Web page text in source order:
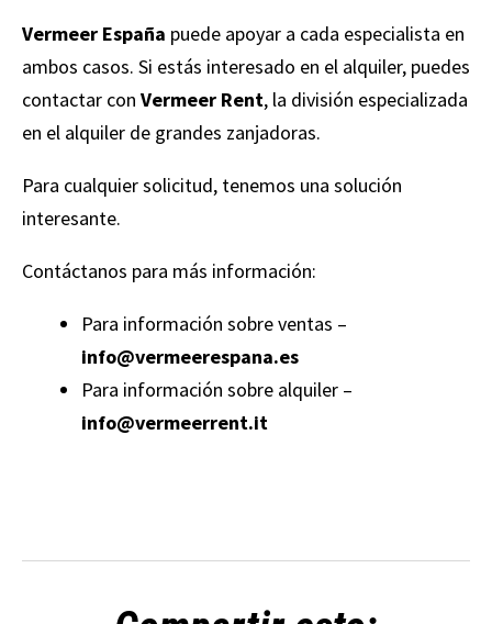
Vermeer España puede apoyar a cada especialista en
ambos casos. Si estás interesado en el alquiler, puedes
contactar con Vermeer Rent, la división especializada
en el alquiler de grandes zanjadoras.
Para cualquier solicitud, tenemos una solución
interesante.
Contáctanos para más información:
Para información sobre ventas –
info@vermeerespana.es
Para información sobre alquiler –
info@vermeerrent.it